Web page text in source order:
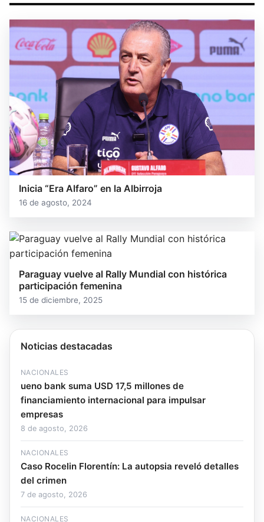
Inicia “Era Alfaro” en la Albirroja
16 de agosto, 2024
Paraguay vuelve al Rally Mundial con histórica
participación femenina
15 de diciembre, 2025
Noticias destacadas
NACIONALES
ueno bank suma USD 17,5 millones de
financiamiento internacional para impulsar
empresas
8 de agosto, 2026
NACIONALES
Caso Rocelin Florentín: La autopsia reveló detalles
del crimen
7 de agosto, 2026
NACIONALES